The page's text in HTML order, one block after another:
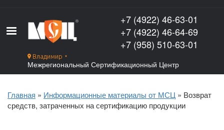
основному
содержанию
Владимир ▼
Межрегиональный Сертификационный Центр
+7 (4922) 46-63-01
+7 (4922) 46-64-69
+7 (958) 510-63-01
Строка
Главная Информационные материалы от МСЦ
Возврат
средств, затраченных на сертификацию продукции